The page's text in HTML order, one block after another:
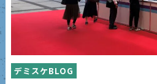
デミスケBLOG